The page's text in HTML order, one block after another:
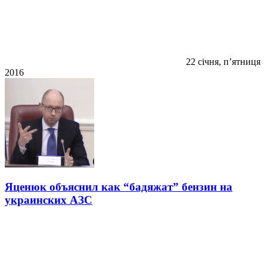
22 січня, п’ятниця
2016
Яценюк объяснил как “бадяжат” бензин на
украинских АЗС